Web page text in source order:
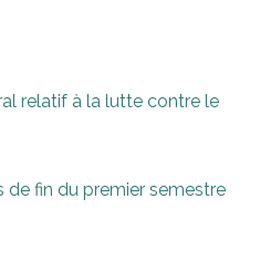
relatif à la lutte contre le
de fin du premier semestre